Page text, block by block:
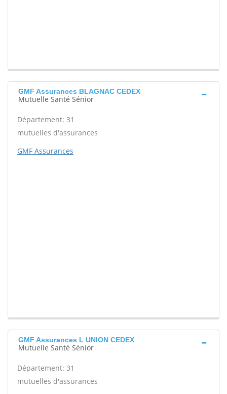
GMF Assurances BLAGNAC CEDEX
Mutuelle Santé Sénior
Département: 31
mutuelles d'assurances
GMF Assurances
GMF Assurances L UNION CEDEX
Mutuelle Santé Sénior
Département: 31
mutuelles d'assurances